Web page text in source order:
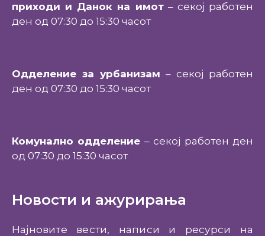
приходи и Данок на имот– секој работен
ден од 07:30 до 15:30 часот
Одделение за урбанизам – секој работен
ден од 07:30 до 15:30 часот
Комунално одделение – секој работен ден
од 07:30 до 15:30 часот
Новости и ажурирања
Најновите вести, написи и ресурси на